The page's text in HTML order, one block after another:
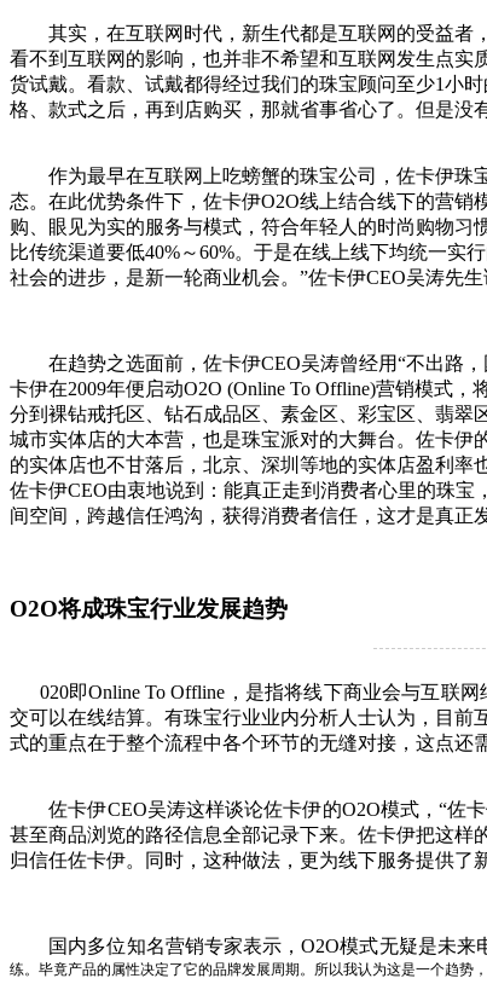
其实，在互联网时代，新生代都是互联网的受益者，
看不到互联网的影响，也并非不希望和互联网发生点
货试戴。看款、试戴都得经过我们的珠宝顾问至少1小
格、款式之后，再到店购买，那就省事省心了。但是没
作为最早在互联网上吃螃蟹的珠宝公司，佐卡伊珠宝
态。在此优势条件下，佐卡伊O2O线上结合线下的营
购、眼见为实的服务与模式，符合年轻人的时尚购物
比传统渠道要低40%～60%。于是在线上线下均统一实
社会的进步，是新一轮商业机会。”佐卡伊CEO吴涛先生
在趋势之选面前，佐卡伊CEO吴涛曾经用“不出路，
卡伊在2009年便启动O2O (Online To Offline)营销模式
分到裸钻戒托区、钻石成品区、素金区、彩宝区、翡
城市实体店的大本营，也是珠宝派对的大舞台。佐卡伊
的实体店也不甘落后，北京、深圳等地的实体店盈利率
佐卡伊CEO由衷地说到：能真正走到消费者心里的珠
间空间，跨越信任鸿沟，获得消费者信任，这才是真正
O2O将成珠宝行业发展趋势
020即Online To Offline，是指将线下商业会与互联
交可以在线结算。有珠宝行业业内分析人士认为，目
式的重点在于整个流程中各个环节的无缝对接，这点还
佐卡伊CEO吴涛这样谈论佐卡伊的O2O模式，“佐卡
甚至商品浏览的路径信息全部记录下来。佐卡伊把这
归信任佐卡伊。同时，这种做法，更为线下服务提供
国内多位知名营销专家表示，O2O模式无疑是未来
练。毕竟产品的属性决定了它的品牌发展周期。所以我认为这是一个趋势